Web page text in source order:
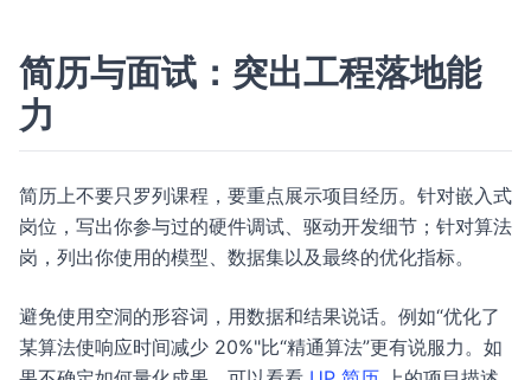
简历与面试：突出工程落地能
力
简历上不要只罗列课程，要重点展示项目经历。针对嵌入式
岗位，写出你参与过的硬件调试、驱动开发细节；针对算法
岗，列出你使用的模型、数据集以及最终的优化指标。
避免使用空洞的形容词，用数据和结果说话。例如“优化了
某算法使响应时间减少 20%"比“精通算法”更有说服力。如